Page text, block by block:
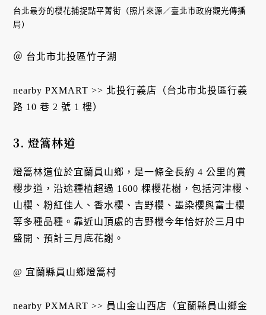
台北最夯的櫻花捕捉點平菁街（照片來源／臺北市政府觀光傳播
局）
＠ 台北市北投區竹子湖
nearby PXMART >> 北投行義店（台北市北投區行義
路 10 巷 2 號 1 樓）
3.燈篙林道
燈篙林道位於宜蘭員山鄉，是一條全長約 4 公里的賞
櫻步道，沿途種植超過 1600 棵櫻花樹，包括河津櫻、
山櫻、粉紅佳人、香水櫻、吉野櫻、墨染櫻與富士櫻
等多種品種。靠近山頂處的吉野櫻今年恰好於三月中
盛開、預計三月底花謝。
@ 宜蘭縣員山鄉燈篙村
nearby PXMART >> 員山金山西店（宜蘭縣員山鄉金